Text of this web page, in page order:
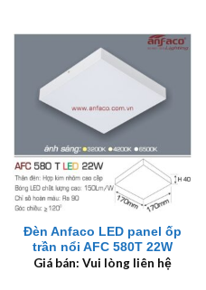
Đèn Anfaco LED panel ốp
trần nổi AFC 580T 22W
Giá bán: Vui lòng liên hệ